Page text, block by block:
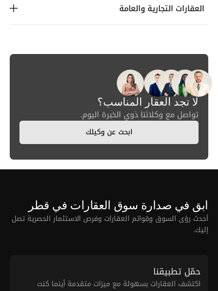
العقارات التجارية والعامة
لا تجد العقار المناسب؟
تواصل مع وكلائنا ذوي الخبرة اليوم.
ابحث عن وكيلك
ابق في صدارة سوق العقارات في قطر
أحدث رؤى السوق وقوائم العقارات وفرص الاستثمار الحصرية تصل
إليك.
حمّل تطبيقنا
اكتشف العقارات بسهولة مع ميزات متقدمة أينما كنت